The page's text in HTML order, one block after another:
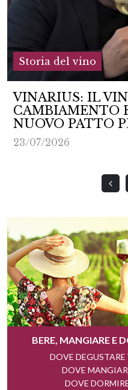
Storia del vino
VINARIUS: IL
CAMBIAMENTO
NUOVO PATTO
23/07/2026